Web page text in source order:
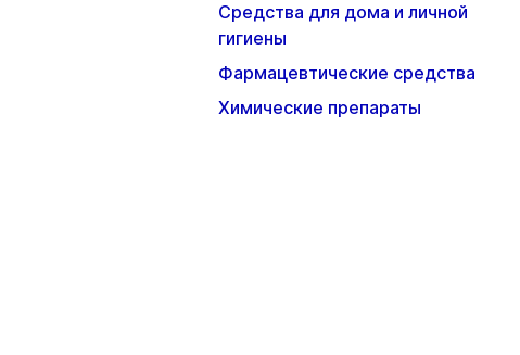
Средства для дома и личной
гигиены
Фармацевтические средства
Химические препараты